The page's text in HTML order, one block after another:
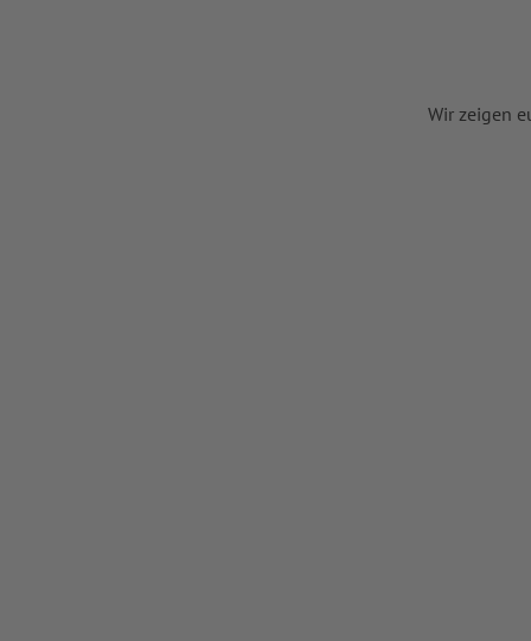
Wir zeigen